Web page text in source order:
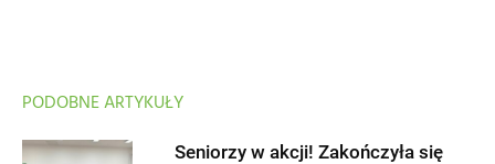
PODOBNE ARTYKUŁY
Seniorzy w akcji! Zakończyła się